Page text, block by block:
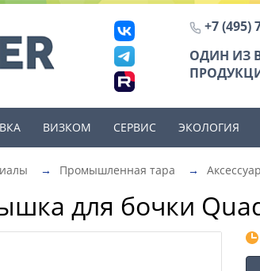
+7 (495)
ОДИН ИЗ
ВИЗКОМ СЕРВИС ЭКОЛОГИЯ
→ Промышленная тара →
для бочки